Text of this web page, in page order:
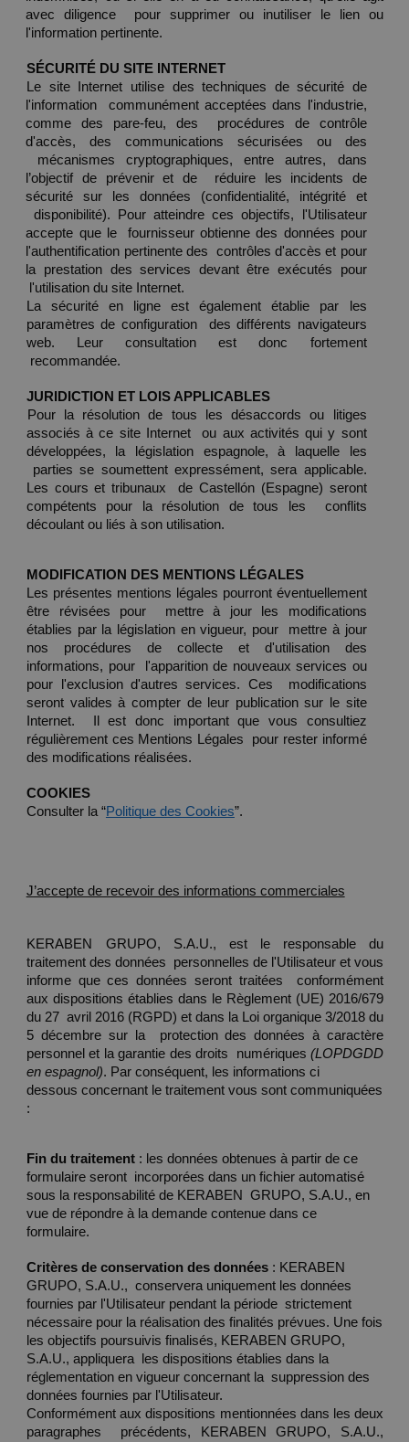
avec diligence  pour supprimer ou inutiliser le lien ou
l'information pertinente.
SÉCURITÉ DU SITE INTERNET
Le site Internet utilise des techniques de sécurité de
l'information  communément acceptées dans l'industrie,
comme des pare-feu, des  procédures de contrôle
d'accès, des communications sécurisées ou des
mécanismes cryptographiques, entre autres, dans
l’objectif de prévenir et de  réduire les incidents de
sécurité sur les données (confidentialité, intégrité et
disponibilité). Pour atteindre ces objectifs, l'Utilisateur
accepte que le  fournisseur obtienne des données pour
l'authentification pertinente des  contrôles d'accès et pour
la prestation des services devant être exécutés pour
l'utilisation du site Internet.
La sécurité en ligne est également établie par les
paramètres de configuration  des différents navigateurs
web. Leur consultation est donc fortement
recommandée.
JURIDICTION ET LOIS APPLICABLES
Pour la résolution de tous les désaccords ou litiges
associés à ce site Internet  ou aux activités qui y sont
développées, la législation espagnole, à laquelle les
parties se soumettent expressément, sera applicable.
Les cours et tribunaux  de Castellón (Espagne) seront
compétents pour la résolution de tous les  conflits
découlant ou liés à son utilisation.
MODIFICATION DES MENTIONS LÉGALES
Les présentes mentions légales pourront éventuellement
être révisées pour  mettre à jour les modifications
établies par la législation en vigueur, pour  mettre à jour
nos procédures de collecte et d'utilisation des
informations, pour  l'apparition de nouveaux services ou
pour l'exclusion d'autres services. Ces  modifications
seront valides à compter de leur publication sur le site
Internet.  Il est donc important que vous consultiez
régulièrement ces Mentions Légales  pour rester informé
des modifications réalisées.
COOKIES
Consulter la “Politique des Cookies”.
J’accepte de recevoir des informations commerciales
KERABEN GRUPO, S.A.U., est le responsable du
traitement des données  personnelles de l'Utilisateur et vous
informe que ces données seront traitées  conformément
aux dispositions établies dans le Règlement (UE) 2016/679
du 27  avril 2016 (RGPD) et dans la Loi organique 3/2018 du
5 décembre sur la  protection des données à caractère
personnel et la garantie des droits  numériques (LOPDGDD
en espagnol). Par conséquent, les informations ci
dessous concernant le traitement vous sont communiquées
:
Fin du traitement : les données obtenues à partir de ce
formulaire seront  incorporées dans un fichier automatisé
sous la responsabilité de KERABEN  GRUPO, S.A.U., en
vue de répondre à la demande contenue dans ce
formulaire.
Critères de conservation des données : KERABEN
GRUPO, S.A.U.,  conservera uniquement les données
fournies par l'Utilisateur pendant la période  strictement
nécessaire pour la réalisation des finalités prévues. Une fois
les objectifs poursuivis finalisés, KERABEN GRUPO,
S.A.U., appliquera  les dispositions établies dans la
réglementation en vigueur concernant la  suppression des
données fournies par l'Utilisateur.
Conformément aux dispositions mentionnées dans les deux
paragraphes  précédents, KERABEN GRUPO, S.A.U.,